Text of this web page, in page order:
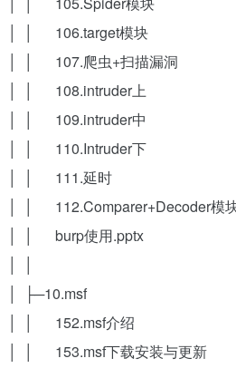
│ │ 106.target模块
│ │ 107.爬虫+扫描漏洞
│ │ 108.intruder上
│ │ 109.intruder中
│ │ 110.Intruder下
│ │ 111.延时
│ │ 112.Comparer+Decoder模
│ │ burp使用.pptx
│ ├─10.msf
│ │ 152.msf介绍
│ │ 153.msf下载安装与更新